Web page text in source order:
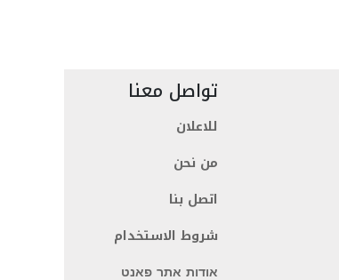
تواصل معنا
للاعلان
من نحن
اتصل بنا
شروط الاستخدام
אודות אתר פאנט